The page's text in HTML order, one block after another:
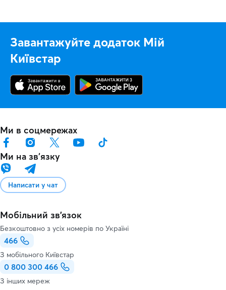
Завантажуйте додаток Мій
Київстар
Ми в соцмережах
Ми на звʼязку
Написати у чат
Мобільний зв'язок
Безкоштовно з усіх номерів по Україні
466
З мобільного Київстар
0 800 300 466
З інших мереж